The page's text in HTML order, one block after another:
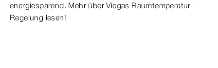
energiesparend. Mehr über Viegas Raumtemperatur-
Regelung lesen!